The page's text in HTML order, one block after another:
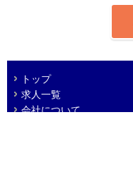
トップ
求人一覧
会社について